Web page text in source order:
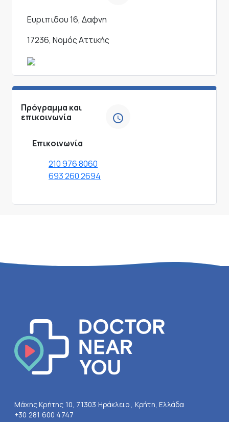
Ευριπιδου 16, Δαφνη
17236, Νομός Αττικής
Πρόγραμμα και
επικοινωνία
Επικοινωνία
210 976 8060
693 260 2694
Μάχης Κρήτης 10, 71303 Ηράκλειο , Κρήτη, Ελλάδα
+30 281 600 4747